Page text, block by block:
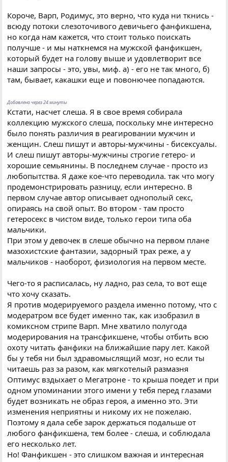
Короче, Варп, Родимус, это верно, что куда ни ткнись -
всюду потоки слезоточивого девичьего фанфикшена,
но когда нам кажется, что стоит только поискать
получше - и мы наткнемся на мужской фанфикшен,
который будет на голову выше и удовлетворит все
наши запросы - это, увы, миф. а) - его не так много, б)
там, бывает, какашки еще и повонючее попадаются.
Добавлено через 24 минуты
Кстати, насчет слеша. Я в свое время собирала
коллекцию мужского слеша, поскольку мне интересно
было понять различия в реагировании мужчин и
женщин. Слеш пишут и авторы-мужчины - бисексуалы.
И слеш пишут авторы-мужчины строгие гетеро- и
хорошие семьянины. В последнем случае - просто из
любопытства. Я даже кое-что переводила. так что могу
продемонстрировать разницу, если интересно. В
первом случае автор описывает однополый секс,
опираясь на свой опыт. Во втором - там просто
гетеросекс в чистом виде, только герои типа оба
мальчики.
При этом у девочек в слеше обычно на первом плане
мазохистские фантазии, задорный трах реже, а у
мальчиков - наоборот, физиология на первом месте.
Чего-то я расписалась, ну ладно, раз села, то вот еще
что хочу сказать.
Я против модерируемого раздела именно потому, что с
модератром все будет именно так, как изобразил в
комиксном стрипе Варп. Мне хватило полугода
модерирования на трансфикшене, чтобы отбить всю
охоту читать фанфики на ближайшие пару лет. Какой
бы у тебя ни был здравомыслящий мозг, но если ты
читаешь раз за разом, как мягкотелый размазня
Оптимус вздыхает о Мегатроне - то крыша поедет и при
одном упоминании этого имени у тебя перед глазами
будет возникать не образ героя, а именно это. Эти
изменения неприятны и никому их не пожелаю.
Поэтому я дала себе зарок держаться подальше от
любого фанфикшена, тем более - слеша, и соблюдала
его несколько лет.
Но! Фанфикшен - это слишком важная и интересная